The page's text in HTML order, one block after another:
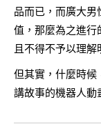
品而已，而廣大男
值，那麼為之進行
且不得不予以理解
但其實，什麼時候
講故事的機器人動